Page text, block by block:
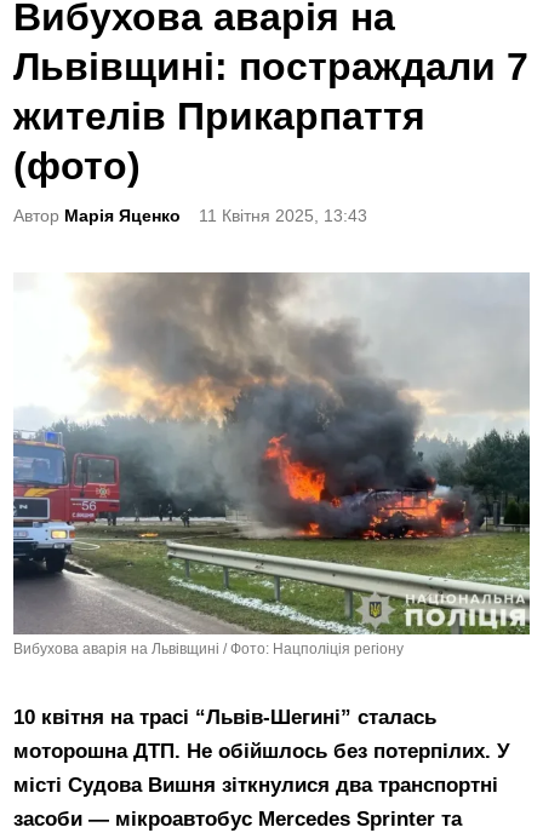
s
t
e
d
i
n
Вибухова аварія на
Львівщині: постраждали 7
жителів Прикарпаття
(фото)
Автор Марія Яценко 11 Квітня 2025, 13:43
Вибухова аварія на Львівщині / Фото: Нацполіція регіону
10 квітня на трасі “Львів-Шегині” сталась
моторошна ДТП. Не обійшлось без потерпілих. У
місті Судова Вишня зіткнулися два транспортні
засоби — мікроавтобус Mercedes Sprinter та